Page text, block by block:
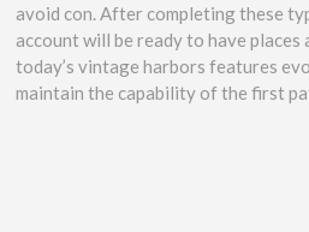
avoid con. After completing these
account will be ready to have places
today’s vintage harbors features
maintain the capability of the first